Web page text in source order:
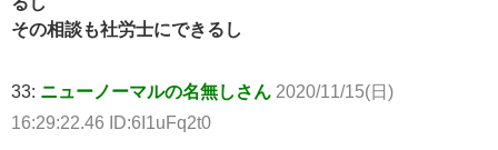
その相談も社労士にできるし
33: ニューノーマルの名無しさん 2020/11/15(日)
16:29:22.46 ID:6I1uFq2t0